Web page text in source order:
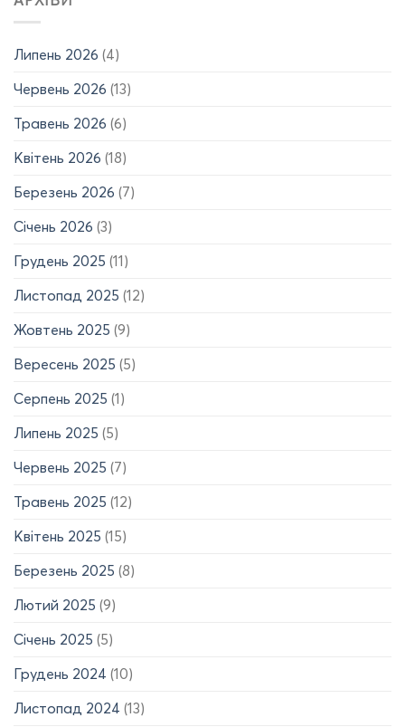
Липень 2026 (4)
Червень 2026 (13)
Травень 2026 (6)
Квітень 2026 (18)
Березень 2026 (7)
Січень 2026 (3)
Грудень 2025 (11)
Листопад 2025 (12)
Жовтень 2025 (9)
Вересень 2025 (5)
Серпень 2025 (1)
Липень 2025 (5)
Червень 2025 (7)
Травень 2025 (12)
Квітень 2025 (15)
Березень 2025 (8)
Лютий 2025 (9)
Січень 2025 (5)
Грудень 2024 (10)
Листопад 2024 (13)